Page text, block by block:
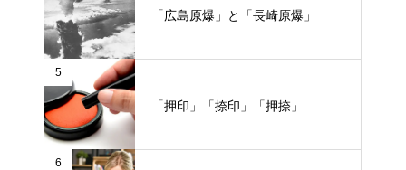
「広島原爆」と「長崎原爆」
5
「押印」「捺印」「押捺」
6